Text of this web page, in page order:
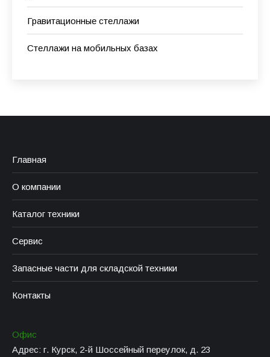
Гравитационные стеллажи
Стеллажи на мобильных базах
Главная
О компании
Каталог техники
Сервис
Запасные части для складской техники
Контакты
Офис
Адрес: г. Курск, 2-й Шоссейный переулок, д. 23